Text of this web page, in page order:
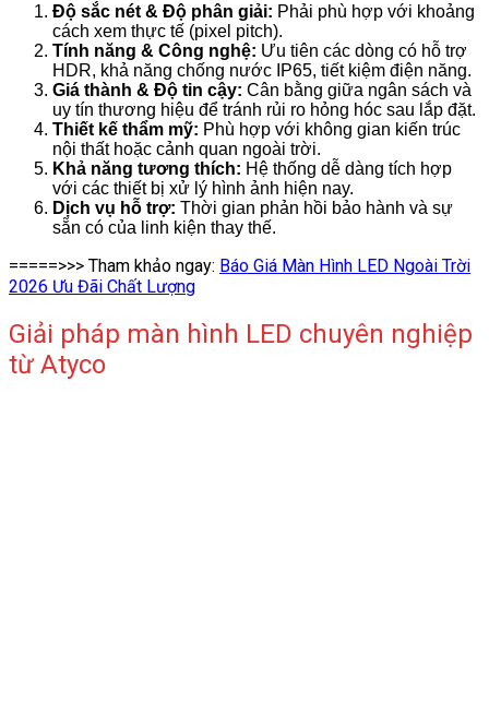
Độ sắc nét & Độ phân giải: Phải phù hợp với khoảng
cách xem thực tế (pixel pitch).
Tính năng & Công nghệ: Ưu tiên các dòng có hỗ trợ
HDR, khả năng chống nước IP65, tiết kiệm điện năng.
Giá thành & Độ tin cậy: Cân bằng giữa ngân sách và
uy tín thương hiệu để tránh rủi ro hỏng hóc sau lắp đặt.
Thiết kế thẩm mỹ: Phù hợp với không gian kiến trúc
nội thất hoặc cảnh quan ngoài trời.
Khả năng tương thích: Hệ thống dễ dàng tích hợp
với các thiết bị xử lý hình ảnh hiện nay.
Dịch vụ hỗ trợ: Thời gian phản hồi bảo hành và sự
sẵn có của linh kiện thay thế.
=====>>> Tham khảo ngay: Báo Giá Màn Hình LED Ngoài Trời
2026 Ưu Đãi Chất Lượng
Giải pháp màn hình LED chuyên nghiệp
từ Atyco